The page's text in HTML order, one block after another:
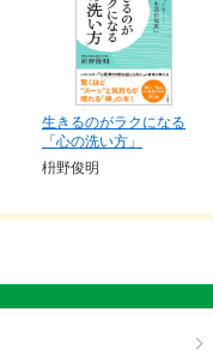
生きるのがラクになる
「心の洗い方」
枡野俊明